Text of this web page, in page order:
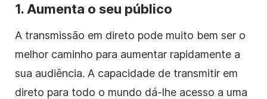
1. Aumenta o seu público
A transmissão em direto pode muito bem ser o
melhor caminho para aumentar rapidamente a
sua audiência. A capacidade de transmitir em
direto para todo o mundo dá-lhe acesso a uma